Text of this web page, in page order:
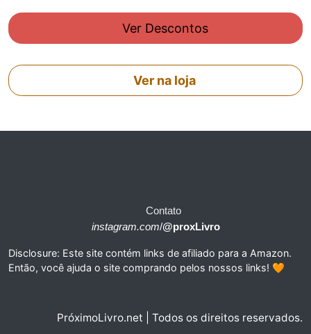
Ver Descontos
Ver na loja
Contato
instagram.com/@proxLivro
Disclosure: Este site contém links de afiliado para a Amazon.
Então, você ajuda o site comprando pelos nossos links! 🧡
PróximoLivro.net | Todos os direitos reservados.